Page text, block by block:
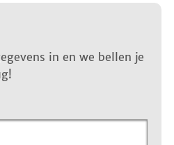
in en we bellen je